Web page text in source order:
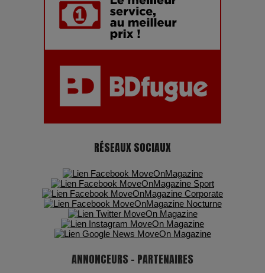
Pharaonic Festival 2025 : 10 ans d’électro sous les
montagnes, une fête à ne pas manquer
RÉSEAUX SOCIAUX
ANNONCEURS - PARTENAIRES